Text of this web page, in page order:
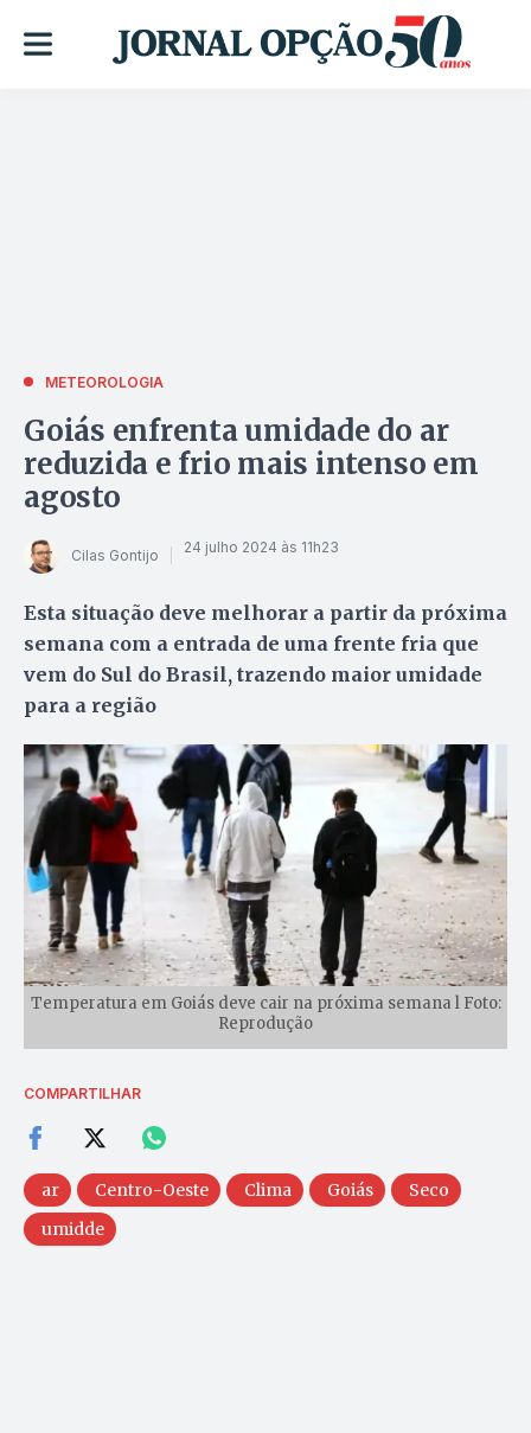
METEOROLOGIA
Goiás enfrenta umidade do ar
reduzida e frio mais intenso em
agosto
Cilas Gontijo 24 julho 2024 às 11h23
Esta situação deve melhorar a partir da próxima
semana com a entrada de uma frente fria que
vem do Sul do Brasil, trazendo maior umidade
para a região
Temperatura em Goiás deve cair na próxima semana l Foto:
Reprodução
COMPARTILHAR
ar Centro-Oeste Clima Goiás
Seco
umidde